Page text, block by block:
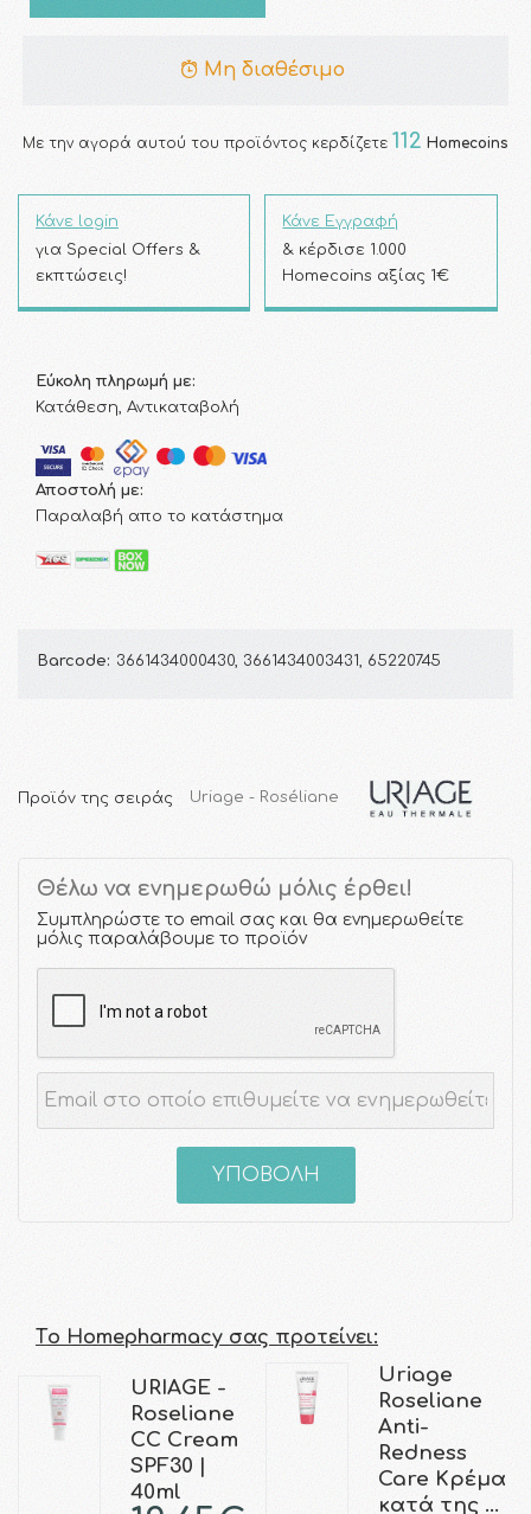
Μη διαθέσιμο
Με την αγορά αυτού του προϊόντος κερδίζετε 112 Homecoins
Κάνε login
για Special Offers &
εκπτώσεις!
Κάνε Εγγραφή
& κέρδισε 1.000
Homecoins αξίας 1€
Εύκολη πληρωμή με:
Κατάθεση, Αντικαταβολή
Αποστολή με:
Παραλαβή απο το κατάστημα
Barcode: 3661434000430, 3661434003431, 65220745
Προϊόν της σειράς Uriage - Roséliane
Θέλω να ενημερωθώ μόλις έρθει!
Συμπληρώστε το email σας και θα ενημερωθείτε
μόλις παραλάβουμε το προϊόν
ΥΠΟΒΟΛΗ
Τo Homepharmacy σας προτείνει:
URIAGE -
Roseliane
CC Cream
SPF30 |
40ml
Uriage
Roseliane
Anti-
Redness
Care Κρέμα
κατά της …